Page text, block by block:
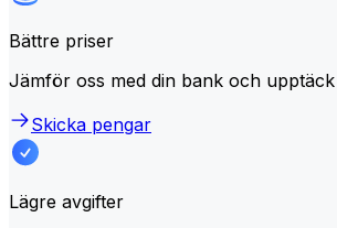
Bättre priser
Jämför oss med din bank och
Skicka pengar
Lägre avgifter